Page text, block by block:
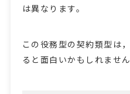
は異なります。
この役務型の契約類型は
ると面白いかもしれません